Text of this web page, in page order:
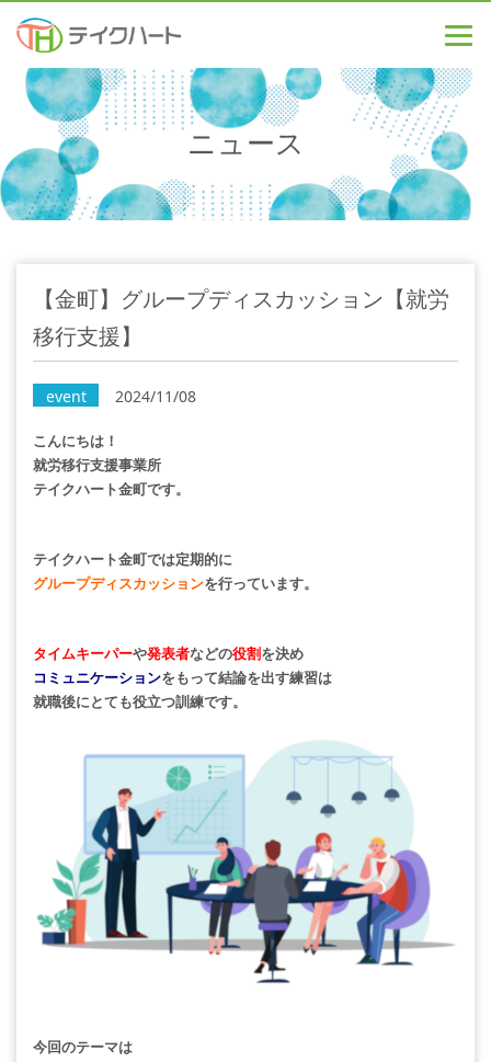
ニュース
【金町】グループディスカッション【就労
移行支援】
event 2024/11/08
こんにちは！
就労移行支援事業所
テイクハート金町です。
テイクハート金町では定期的に
グループディスカッションを行っています。
タイムキーパーや発表者などの役割を決め
コミュニケーションをもって結論を出す練習は
就職後にとても役立つ訓練です。
今回のテーマは